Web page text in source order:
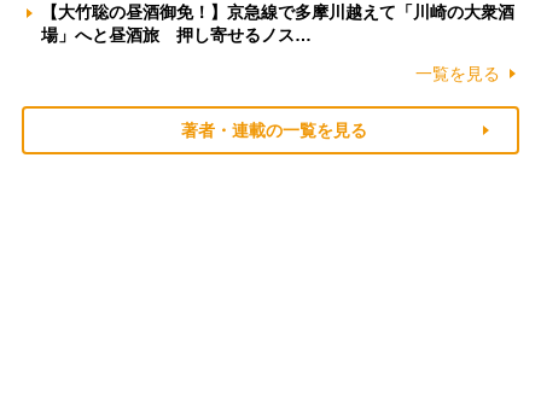
【大竹聡の昼酒御免！】京急線で多摩川越えて「川崎の大衆酒
場」へと昼酒旅 押し寄せるノス…
一覧を見る
著者・連載の一覧を見る